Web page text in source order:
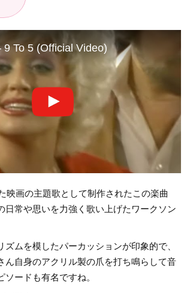
To 5 (Official Video)
映画の主題歌として制作されたこの楽曲
日常や思いを力強く歌い上げたワークソン
ズムを模したパーカッションが印象的で、
ん自身のアクリル製の爪を打ち鳴らして音
ソードも有名ですね。